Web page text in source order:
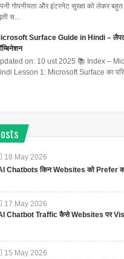
गोपनीयता और इंटरनेट सुरक्षा को लेकर
स...
Surface Guide in Hindi –
on: 10 ust 2025 📚 Index –
Lesson 1: Microsoft Surface का
18 May 2026
Chatbots किन Websites को Prefer
17 May 2026
Chatbot Traffic कैसे Websites पर
15 May 2026